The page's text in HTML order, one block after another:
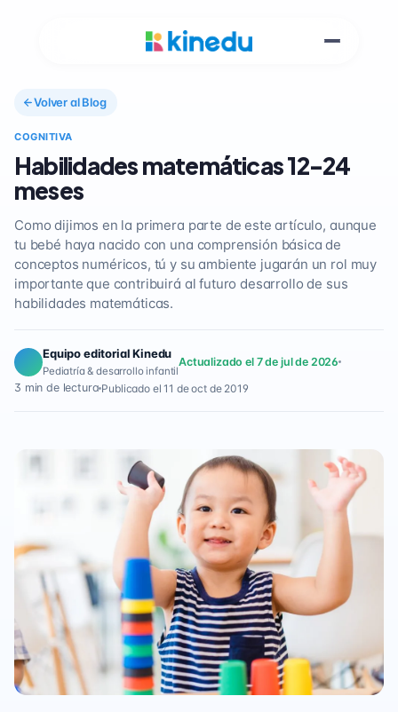
Volver al Blog
COGNITIVA
Habilidades matemáticas 12-24
meses
Como dijimos en la primera parte de este artículo, aunque
tu bebé haya nacido con una comprensión básica de
conceptos numéricos, tú y su ambiente jugarán un rol muy
importante que contribuirá al futuro desarrollo de sus
habilidades matemáticas.
Equipo editorial Kinedu
Pediatría & desarrollo infantil
Actualizado el 7 de jul de 2026
3 min de lectura Publicado el 11 de oct de 2019